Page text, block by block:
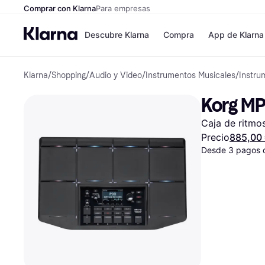
Comprar con KlarnaPara empresas
Descubre Klarna
Formas de
Paga ahora
Paga en 3 plazos
Paga en 30 días
Financiación
Klarna en Apple
Compra
Tiendas
Shein
Zalando Prive
Zara
JD Sports
App de Klarna
Klarna/Shopping/Audio y Video/ Instrumentos Musicales/
Korg
Caja de
Precio885,00
Desde 3 pagos